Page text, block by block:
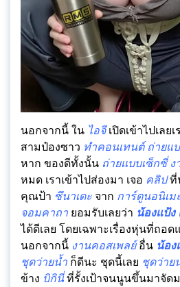
นอกจากนี้ ใน ไอจีเปิดเข้าไปเลย
สามป๋องซาว ทำคอนเทนต์ ถ่ายแ
หาก ของดีทั้งนั้น ถ่ายแบบเซ็กซี่ ง
หมด เราเข้าไปส่องมา เจอ คลิปที่
คุณป้า ซึนาเดะ จาก การ์ตูนอนิเม
จอมคาถา ยอมรับเลยว่า น้องแป้ง
ได้ดีเลย โดยเฉพาะเรื่องหุ่นที่ถอ
นอกจากนี้ งานคอสเพลย์อื่น น้อง
ชุดว่ายน้ำ ก็ดีนะ ชุดนี้เลย ชุดว่าย
ข้าง บิกินี่ที่รั้งเป้าจนนูนขึ้นมาจัด